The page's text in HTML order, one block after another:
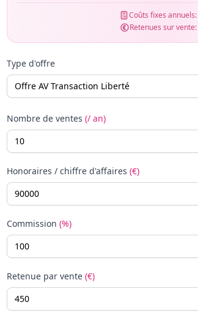
Coûts fixes annuels:
Retenues sur vente:
Type d'offre
Nombre de ventes (/ an)
Honoraires / chiffre d'affaires (€)
Commission (%)
Retenue par vente (€)